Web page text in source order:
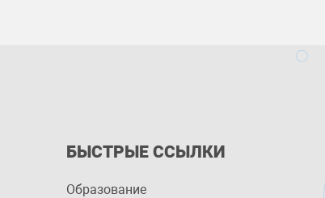
БЫСТРЫЕ ССЫЛКИ
Образование